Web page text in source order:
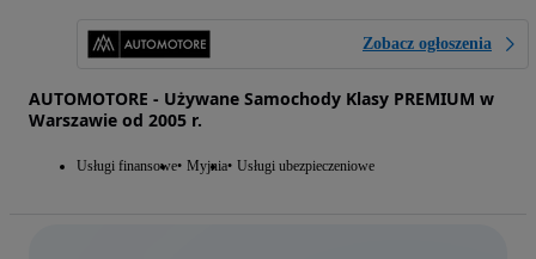
Zobacz ogłoszenia
AUTOMOTORE - Używane Samochody Klasy PREMIUM w
Warszawie od 2005 r.
Usługi finansowe Myjnia Usługi ubezpieczeniowe